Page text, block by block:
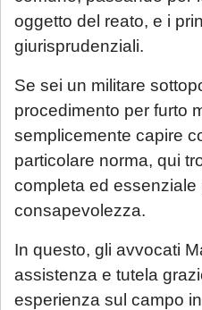
oggetto del reato, e i
giurisprudenziali.
Se sei un militare
procedimento per furto
semplicemente capire
particolare norma, qui
completa ed essenziale
consapevolezza.
In questo, gli avvocati
assistenza e tutela
esperienza sul campo